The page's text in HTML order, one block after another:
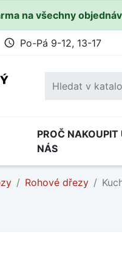
na všechny
access_time Po-Pá 9-12, 13-17
PROČ NAKOUPIT
NÁS
Rohové dřezy